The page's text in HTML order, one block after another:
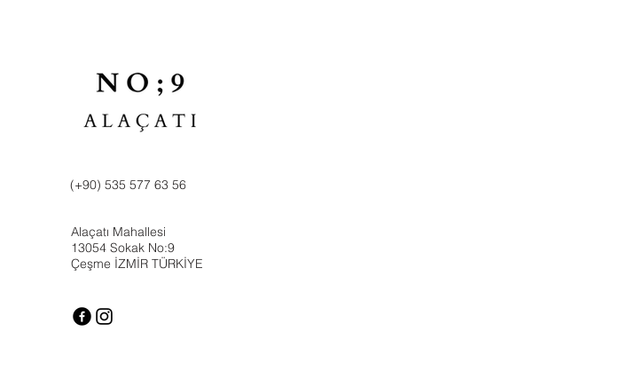
(+90) 535 577 63 56
Alaçatı Mahallesi
13054 Sokak No:9
Çeşme İZMİR TÜRKİYE